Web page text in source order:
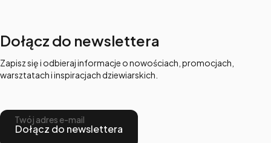
Dołącz do newslettera
Zapisz się i odbieraj informacje o nowościach, promocjach,
warsztatach i inspiracjach dziewiarskich.
Twój adres e-mail
Dołącz do newslettera